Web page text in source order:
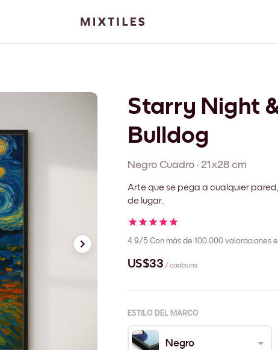
Starry Night
Bulldog
Negro Cuadro · 21x28 cm
Arte que se pega a cualquier
de lugar.
4.9/5 Con más de 100.000 valoraciones
US$33 / cada uno
ESTILO DEL MARCO
Negro